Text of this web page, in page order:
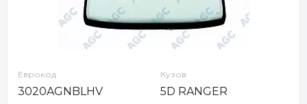
Еврокод
3020AGNBLHV
Кузов
5D RANGER